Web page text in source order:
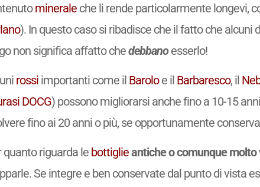
mineraleche li rende particolarmente longevi,
). In questo caso si ribadisce che il fatto che alcuni
non significa affatto chedebbanoesserlo!
rossiimportanti come il Baroloe il Barbaresco, il
DOCG) possono migliorarsi anche fino a 10-15
fino ai 20 anni o più, se opportunamente
quanto riguarda le bottiglieantiche o comunque molto
Se integre e ben conservate dal punto di vista